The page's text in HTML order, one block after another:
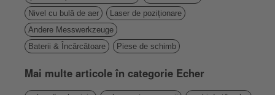
Nivel cu bulă de aer
Laser de poziționare
Andere Messwerkzeuge
Baterii & Încărcătoare
Piese de schimb
Mai multe articole în categorie Echer